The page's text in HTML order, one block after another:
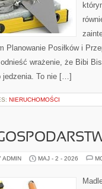
Planowanie Posiłków i
wrażenie, że Bibi
jedzenia. To nie […]
NIERUCHOMOŚCI
ADMIN MAJ - 2 - 2026